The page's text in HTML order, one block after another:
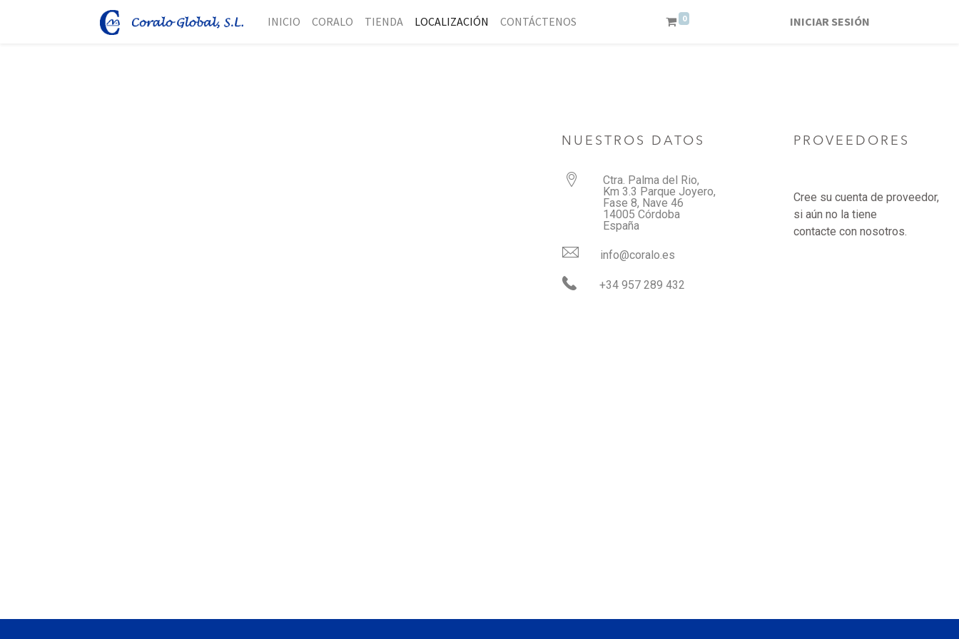
INICIO CORALO TIENDA LOCALIZACIÓN CONTÁCTENOS 0 INICIAR SESIÓN
NUESTROS DATOS
Ctra. Palma del Rio,
Km 3.3 Parque Joyero,
Fase 8, Nave 46
14005 Córdoba
España
info@coralo.es
+34 957 289 432
PROVEEDORES
Cree su cuenta de proveedor,
si aún no la tiene
contacte con nosotros.